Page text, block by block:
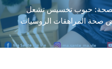
حبوب تخسيس تشعل
صحة المراهقات الروسيات